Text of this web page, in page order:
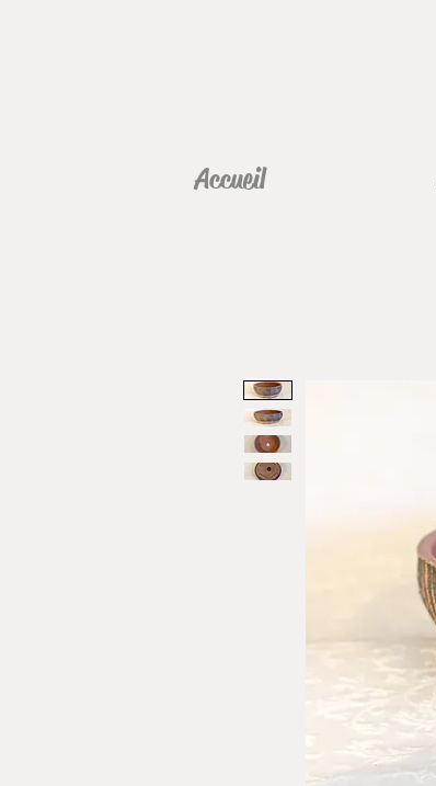
Accueil